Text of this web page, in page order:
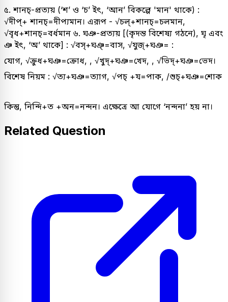
৫. শানচ্-প্রত্যয় (‘শ’ ও ‘চ’ ইৎ, ‘আন’ বিকল্পে 'মান' থাকে) :
√দীপ্‌+ শানচ্=দীপ্যমান। এরূপ - √চল্‌+শানচ্=চলমান,
√বৃধ+শানচ্=বর্ধমান ৬. ঘঞ-প্রত্যয় [(কৃদন্ত বিশেষ্য গঠনে), ঘৃ এবং
ঞ ইৎ, ‘অ’ থাকে] : √বস্+ঘঞ্=বাস, √যুজ্+ঘঞ= :
যোগ, √ক্রুধ+ঘঞ=ক্রোধ, , √খুদ্+ঘঞ=খেদ, , √ভিদ্+ঘঞ=ভেদ।
বিশেষ নিয়ম : √ত্য+ঘঞ=ত্যাগ, √পচ্ +য=পাক, /শুচ্+ঘঞ=শোক
কিন্তু, নিন্দি+ত +অন=নন্দন। এক্ষেত্রে আ যোগে ‘নন্দনা’ হয় না।
Related Question